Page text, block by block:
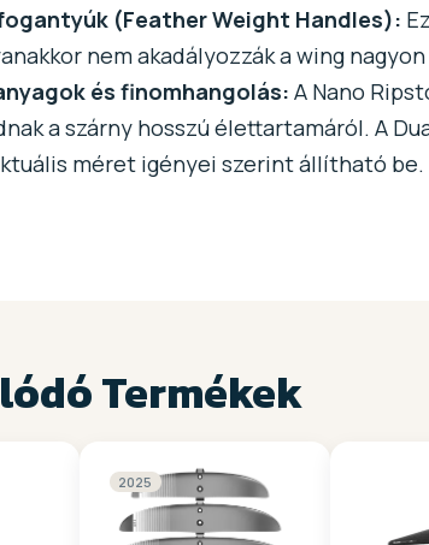
(Feather Weight Handles):
nem akadályozzák a wing
és finomhangolás: A Nano
a szárny hosszú élettartamáról. A
méret igényei szerint állítható be.
Termékek
2025